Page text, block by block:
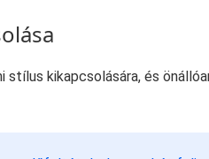
kikapcsolására, és